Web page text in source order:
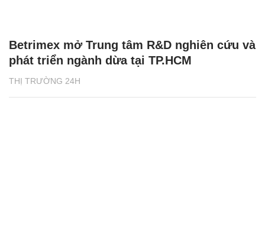
THỊ TRƯỜNG 24H
Betrimex mở Trung tâm R&D nghiên cứu và
phát triển ngành dừa tại TP.HCM